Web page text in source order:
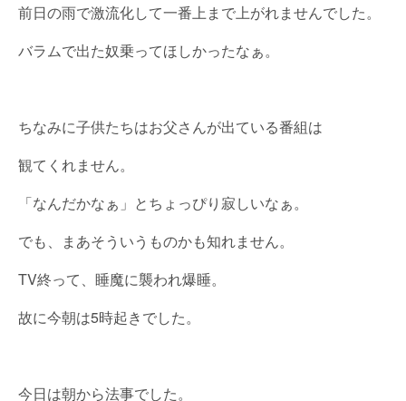
前日の雨で激流化して一番上まで上がれませんでした。
バラムで出た奴乗ってほしかったなぁ。
ちなみに子供たちはお父さんが出ている番組は
観てくれません。
「なんだかなぁ」とちょっぴり寂しいなぁ。
でも、まあそういうものかも知れません。
TV終って、睡魔に襲われ爆睡。
故に今朝は5時起きでした。
今日は朝から法事でした。